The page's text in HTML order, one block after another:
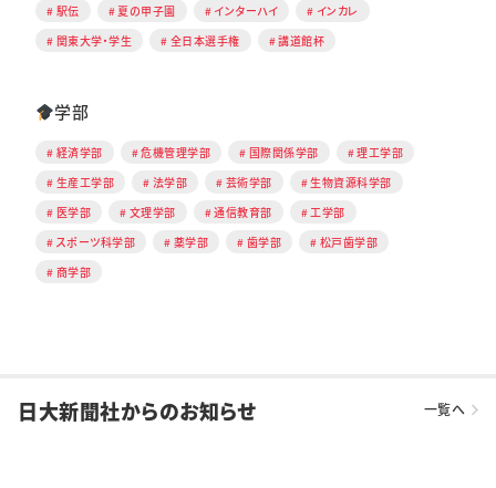
駅伝 夏の甲子園 インターハイ
インカレ
関東大学・学生
全日本選手権 講道館杯
学部
経済学部 危機管理学部 国際関係学部
理工学部
生産工学部
法学部 芸術学部
生物資源科学部
医学部
文理学部 通信教育部
工学部
スポーツ科学部
薬学部 歯学部
松戸歯学部
商学部
日大新聞社からのお知らせ 一覧へ